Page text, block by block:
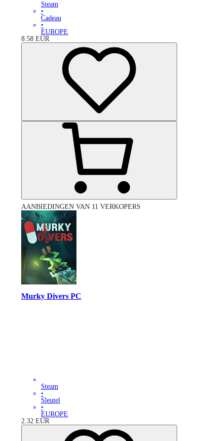
Steam
•
Cadeau
•
EUROPE
8.58 EUR
AANBIEDINGEN VAN 11 VERKOPERS
Murky Divers PC
Steam
•
Sleutel
•
EUROPE
2.32 EUR